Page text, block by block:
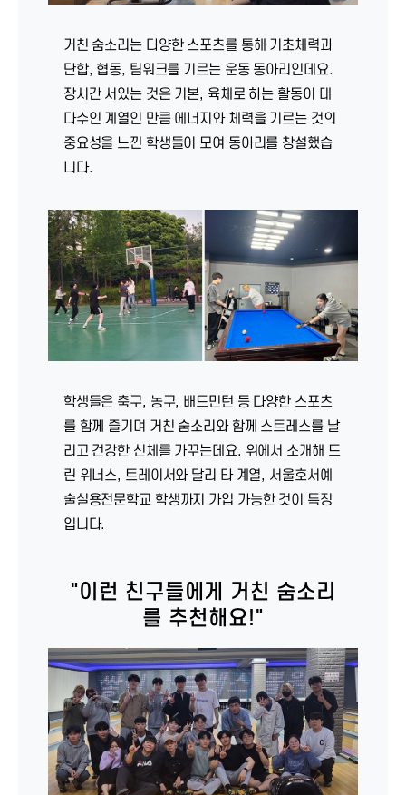
거친 숨소리는 다양한 스포츠를 통해 기초체력과
단합, 협동, 팀워크를 기르는 운동 동아리인데요.
장시간 서있는 것은 기본, 육체로 하는 활동이 대
다수인 계열인 만큼 에너지와 체력을 기르는 것의
중요성을 느낀 학생들이 모여 동아리를 창설했습
니다.
학생들은 축구, 농구, 배드민턴 등 다양한 스포츠
를 함께 즐기며 거친 숨소리와 함께 스트레스를 날
리고 건강한 신체를 가꾸는데요. 위에서 소개해 드
린 위너스, 트레이서와 달리 타 계열, 서울호서예
술실용전문학교 학생까지 가입 가능한 것이 특징
입니다.
"이런 친구들에게 거친 숨소리
를 추천해요!"